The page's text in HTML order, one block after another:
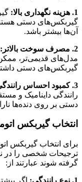
1. هزینه نگهداری بالا:
گیربکس‌های دستی
آن‌ها بیشتر باشد.
2. مصرف سوخت بالاتر:
مدل‌های قدیمی‌تر،
گیربکس‌های دستی
3. کمبود احساس رانندگی:
رانندگی داینامیک و
دستی بر روی دنده‌ها
انتخاب گیربکس
برای انتخاب گیربکس
ترجیحات شخصی را در
گرفته شوند عبارتند از:
1. نوع رانندگی:
اگر